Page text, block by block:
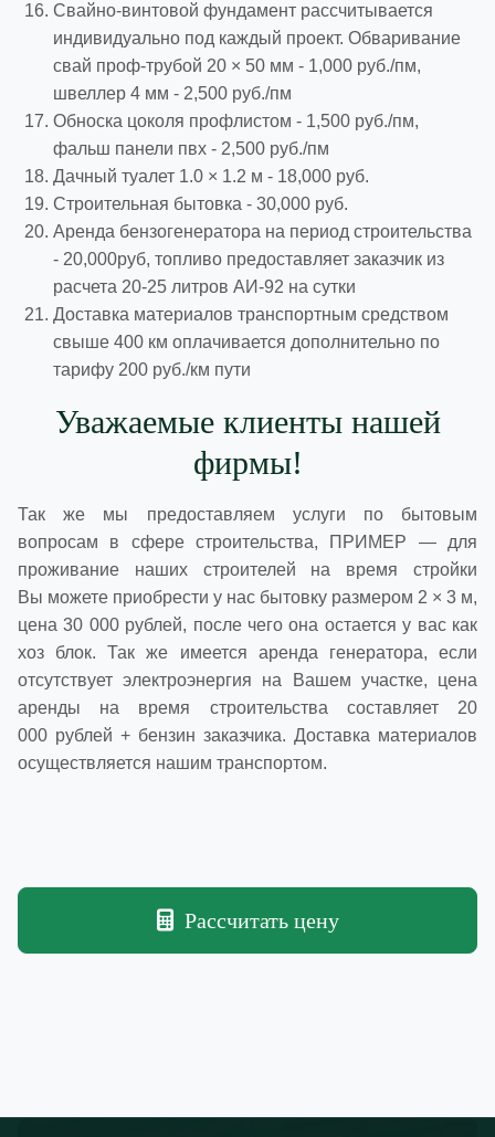
Свайно-винтовой фундамент рассчитывается
индивидуально под каждый проект. Обваривание
свай проф-трубой 20 × 50 мм - 1,000 руб./пм,
швеллер 4 мм - 2,500 руб./пм
Обноска цоколя профлистом - 1,500 руб./пм,
фальш панели пвх - 2,500 руб./пм
Дачный туалет 1.0 × 1.2 м - 18,000 руб.
Строительная бытовка - 30,000 руб.
Аренда бензогенератора на период строительства
- 20,000руб, топливо предоставляет заказчик из
расчета 20-25 литров АИ-92 на сутки
Доставка материалов транспортным средством
свыше 400 км оплачивается дополнительно по
тарифу 200 руб./км пути
Уважаемые клиенты нашей
фирмы!
Так же мы предоставляем услуги по бытовым
вопросам в сфере строительства, ПРИМЕР — для
проживание наших строителей на время стройки
Вы можете приобрести у нас бытовку размером 2 × 3 м,
цена 30 000 рублей, после чего она остается у вас как
хоз блок. Так же имеется аренда генератора, если
отсутствует электроэнергия на Вашем участке, цена
аренды на время строительства составляет 20
000 рублей + бензин заказчика. Доставка материалов
осуществляется нашим транспортом.
Рассчитать цену